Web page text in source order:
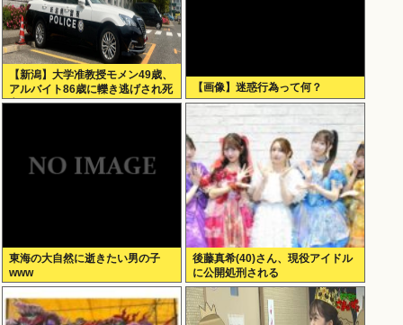
【新潟】大学准教授モメン49歳、
アルバイト86歳に轢き逃げされ死
亡
【画像】迷惑行為って何？
東海の大自然に逝きたい男の子
www
後藤真希(40)さん、現役アイドル
に公開処刑される